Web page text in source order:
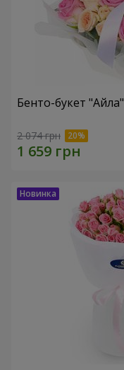
Бенто-букет "Айла"
2 074 грн